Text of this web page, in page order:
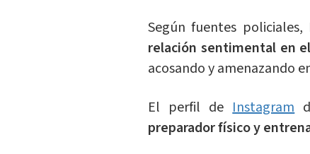
Según fuentes policiales,
relación sentimental en
acosando y amenazando
El perfil deInstagram
preparador físico y